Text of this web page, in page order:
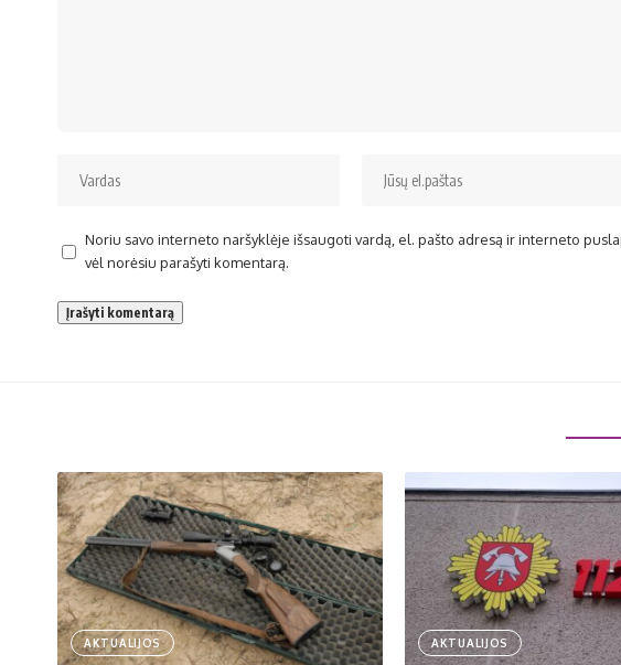
Noriu savo interneto naršyklėje išsaugoti vardą, el. pašto adresą ir interneto
vėl norėsiu parašyti komentarą.
AKTUALIJOS AKTUALIJOS